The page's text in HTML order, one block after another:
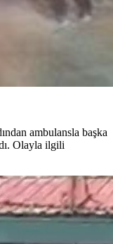
ambulansla başka
Olayla ilgili